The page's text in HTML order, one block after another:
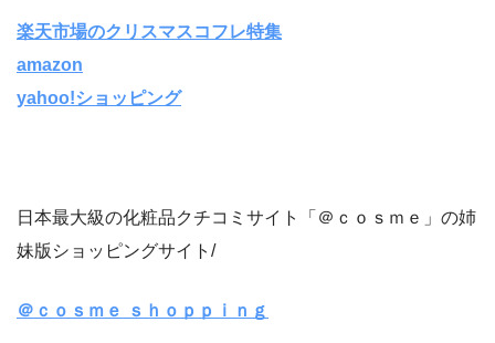
楽天市場のクリスマスコフレ特集
amazon
yahoo!ショッピング
日本最大級の化粧品クチコミサイト「＠ｃｏｓｍｅ」の姉
妹版ショッピングサイト/
＠ｃｏｓｍｅ ｓｈｏｐｐｉｎｇ